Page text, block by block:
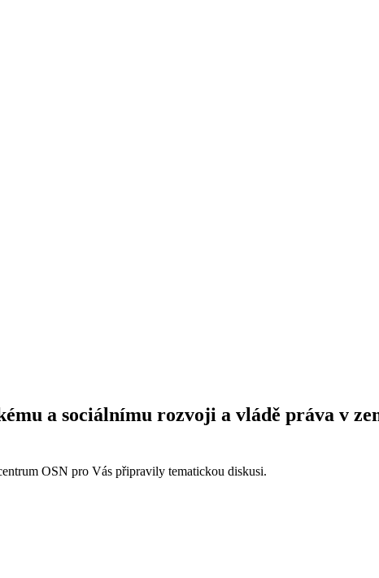
a sociálnímu rozvoji a vládě práva v
OSN pro Vás připravily tematickou diskusi.